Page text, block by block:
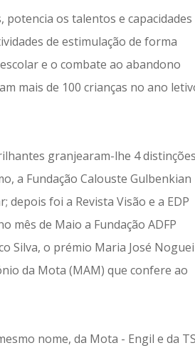
potencia os talentos e capacidades
de estimulação de forma
e o combate ao abandono
mais de 100 crianças no ano
granjearam-lhe 4
a Fundação Calouste Gulbenkian
foi a Revista Visão e a EDP
mês de Maio a Fundação ADFP
Silva, o prémio Maria José
da Mota (MAM) que confere ao
nome, da Mota - Engil e da